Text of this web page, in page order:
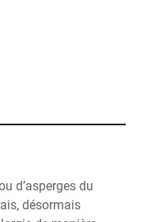
d’asperges du
désormais